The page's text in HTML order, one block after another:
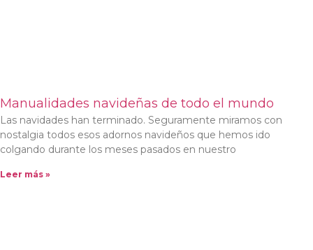
Manualidades navideñas de todo el mundo
Las navidades han terminado. Seguramente miramos con
nostalgia todos esos adornos navideños que hemos ido
colgando durante los meses pasados en nuestro
Leer más »